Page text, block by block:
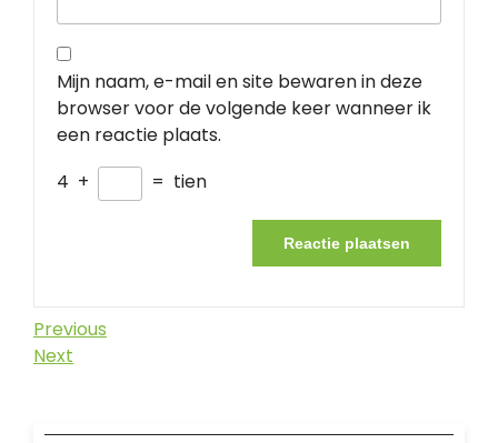
Mijn naam, e-mail en site bewaren in deze
browser voor de volgende keer wanneer ik
een reactie plaats.
4 + = tien
Berichtnavigatie
Previous
Post
Previous
Next
Next